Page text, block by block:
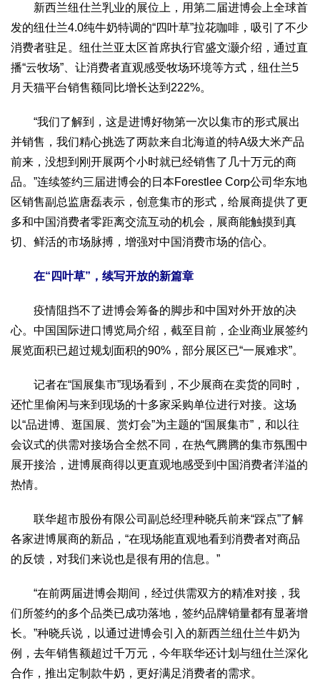
生态
生态文明 能源资源 环境保护 地方生态 休闲旅游
视频
访谈 动态
吉 皖
豫 琼
陕
甘 青 宁 新 港 澳 台
智库
智库建设 智库专家 智库战略 智库之声
地方动态 地方强音
在线期刊
2017 2016 2015 2018 2019
关于我们
杂志简介 杂志编委会 组织机构 联系我们 智慧中国动态
智慧城市
全景中国 智慧旅游 智慧教育 智慧医疗
智慧交通
智慧环保
智慧会客厅 县域经济 城乡建设 乡村振兴
康养
成果展示
政策发布 视频播报 工程案例
康养智库
合作伙伴
新西兰纽仕兰乳业的展位上，用第二届进博会上全球首
发的纽仕兰4.0纯牛奶特调的“四叶草”拉花咖啡，吸引了不少
消费者驻足。纽仕兰亚太区首席执行官盛文灏介绍，通过直
播“云牧场”、让消费者直观感受牧场环境等方式，纽仕兰5
月天猫平台销售额同比增长达到222%。
“我们了解到，这是进博好物第一次以集市的形式展出
并销售，我们精心挑选了两款来自北海道的特A级大米产品
前来，没想到刚开展两个小时就已经销售了几十万元的商
品。”连续签约三届进博会的日本Forestlee Corp公司华东地
区销售副总监唐磊表示，创意集市的形式，给展商提供了更
多和中国消费者零距离交流互动的机会，展商能触摸到真
切、鲜活的市场脉搏，增强对中国消费市场的信心。
在“四叶草”，续写开放的新篇章
疫情阻挡不了进博会筹备的脚步和中国对外开放的决
心。中国国际进口博览局介绍，截至目前，企业商业展签约
展览面积已超过规划面积的90%，部分展区已“一展难求”。
记者在“国展集市”现场看到，不少展商在卖货的同时，
还忙里偷闲与来到现场的十多家采购单位进行对接。这场
以“品进博、逛国展、赏灯会”为主题的“国展集市”，和以往
会议式的供需对接场合全然不同，在热气腾腾的集市氛围中
展开接洽，进博展商得以更直观地感受到中国消费者洋溢的
热情。
联华超市股份有限公司副总经理种晓兵前来“踩点”了解
各家进博展商的新品，“在现场能直观地看到消费者对商品
的反馈，对我们来说也是很有用的信息。”
“在前两届进博会期间，经过供需双方的精准对接，我
们所签约的多个品类已成功落地，签约品牌销量都有显著增
长。”种晓兵说，以通过进博会引入的新西兰纽仕兰牛奶为
例，去年销售额超过千万元，今年联华还计划与纽仕兰深化
合作，推出定制款牛奶，更好满足消费者的需求。